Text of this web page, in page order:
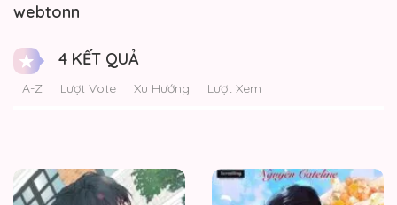
webtonn
4 KẾT QUẢ
A-Z Lượt Vote Xu Hướng Lượt Xem